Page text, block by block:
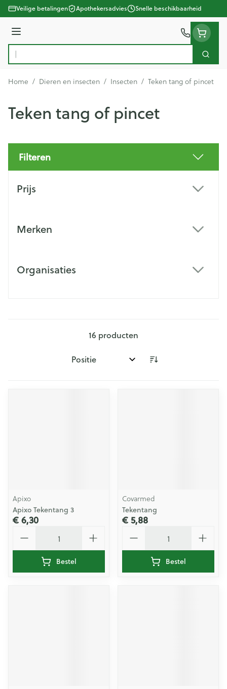
Ga naar de inhoud
Veilige betalingen Apothekersadvies Snelle beschikbaarheid
Menu
Product, merk, categorie...
Zoek
Home / Dieren en insecten / Insecten / Teken tang of pincet
Teken tang of pincet
Filteren
Prijs
Merken
Organisaties
16 producten
Sorteer op:
Apixo
Apixo Tekentang 3
€ 6,30
Bestel
Covarmed
Tekentang
€ 5,88
Bestel